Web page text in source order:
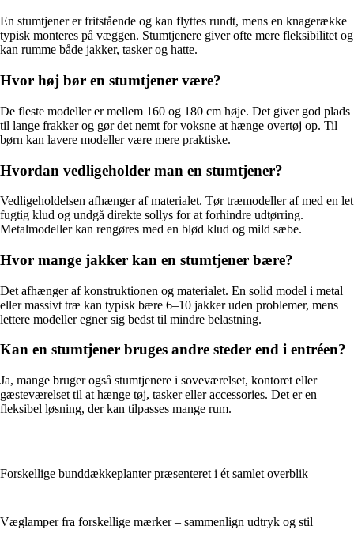
En stumtjener er fritstående og kan flyttes rundt, mens en knagerække
typisk monteres på væggen. Stumtjenere giver ofte mere fleksibilitet og
kan rumme både jakker, tasker og hatte.
Hvor høj bør en stumtjener være?
De fleste modeller er mellem 160 og 180 cm høje. Det giver god plads
til lange frakker og gør det nemt for voksne at hænge overtøj op. Til
børn kan lavere modeller være mere praktiske.
Hvordan vedligeholder man en stumtjener?
Vedligeholdelsen afhænger af materialet. Tør træmodeller af med en let
fugtig klud og undgå direkte sollys for at forhindre udtørring.
Metalmodeller kan rengøres med en blød klud og mild sæbe.
Hvor mange jakker kan en stumtjener bære?
Det afhænger af konstruktionen og materialet. En solid model i metal
eller massivt træ kan typisk bære 6–10 jakker uden problemer, mens
lettere modeller egner sig bedst til mindre belastning.
Kan en stumtjener bruges andre steder end i entréen?
Ja, mange bruger også stumtjenere i soveværelset, kontoret eller
gæsteværelset til at hænge tøj, tasker eller accessories. Det er en
fleksibel løsning, der kan tilpasses mange rum.
Forskellige bunddækkeplanter præsenteret i ét samlet overblik
Væglamper fra forskellige mærker – sammenlign udtryk og stil